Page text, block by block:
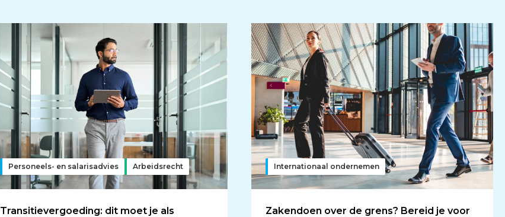
Personeels- en salarisadvies Arbeidsrecht
Transitievergoeding: dit moet je als
Internationaal ondernemen
Zakendoen over de grens? Bereid je voor